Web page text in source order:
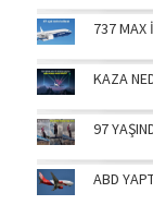
737 MAX
KAZA
97
ABD